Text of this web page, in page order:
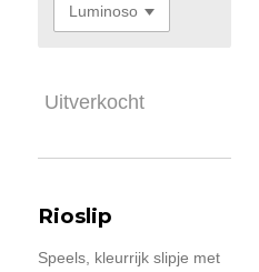
Uitverkocht
Rioslip
Speels, kleurrijk slipje met